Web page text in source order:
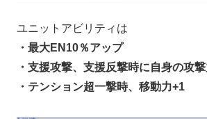
ユニットアビリティは
・最大EN10％アップ
・支援攻撃、支援反撃時に自身の攻
・テンション超一撃時、移動力+1